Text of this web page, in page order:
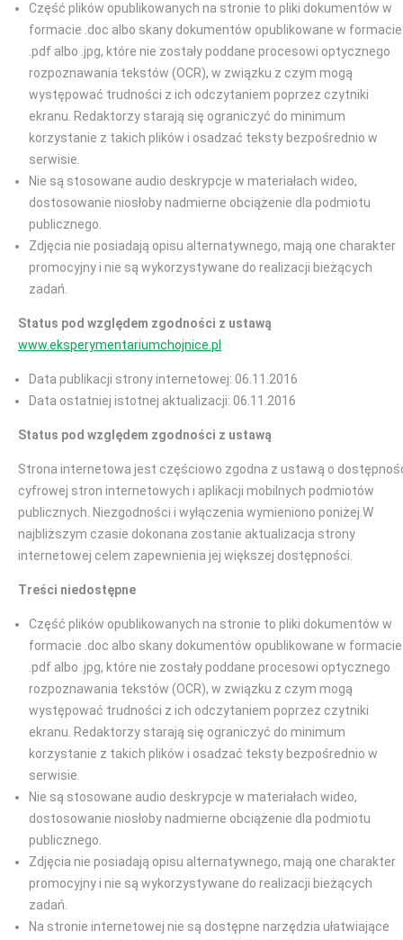
Część plików opublikowanych na stronie to pliki dokumentów w
formacie .doc albo skany dokumentów opublikowane w formacie
.pdf albo .jpg, które nie zostały poddane procesowi optycznego
rozpoznawania tekstów (OCR), w związku z czym mogą
występować trudności z ich odczytaniem poprzez czytniki
ekranu. Redaktorzy starają się ograniczyć do minimum
korzystanie z takich plików i osadzać teksty bezpośrednio w
serwisie.
Nie są stosowane audio deskrypcje w materiałach wideo,
dostosowanie niosłoby nadmierne obciążenie dla podmiotu
publicznego.
Zdjęcia nie posiadają opisu alternatywnego, mają one charakter
promocyjny i nie są wykorzystywane do realizacji bieżących
zadań.
Status pod względem zgodności z ustawą
www.eksperymentariumchojnice.pl
Data publikacji strony internetowej: 06.11.2016
Data ostatniej istotnej aktualizacji: 06.11.2016
Status pod względem zgodności z ustawą
Strona internetowa jest częściowo zgodna z ustawą o
cyfrowej stron internetowych i aplikacji mobilnych podmiotów
publicznych. Niezgodności i wyłączenia wymieniono poniżej.W
najbliższym czasie dokonana zostanie aktualizacja strony
internetowej celem zapewnienia jej większej dostępności.
Treści niedostępne
Część plików opublikowanych na stronie to pliki dokumentów w
formacie .doc albo skany dokumentów opublikowane w formacie
.pdf albo .jpg, które nie zostały poddane procesowi optycznego
rozpoznawania tekstów (OCR), w związku z czym mogą
występować trudności z ich odczytaniem poprzez czytniki
ekranu. Redaktorzy starają się ograniczyć do minimum
korzystanie z takich plików i osadzać teksty bezpośrednio w
serwisie.
Nie są stosowane audio deskrypcje w materiałach wideo,
dostosowanie niosłoby nadmierne obciążenie dla podmiotu
publicznego.
Zdjęcia nie posiadają opisu alternatywnego, mają one charakter
promocyjny i nie są wykorzystywane do realizacji bieżących
zadań.
Na stronie internetowej nie są dostępne narzędzia ułatwiające